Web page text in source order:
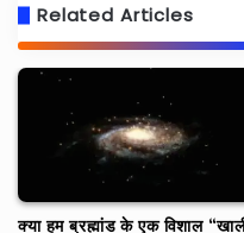
Related Articles
क्या हम ब्रह्मांड के एक विशाल